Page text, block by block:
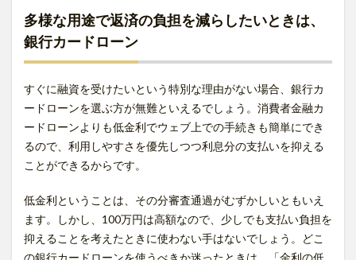
多様な用途で返済の負担を減らしたいときは、
銀行カードローン
すぐに融資を受けたいという特別な理由がない場合、銀行カ
ードローンを選ぶ方が無難といえるでしょう。消費者金融カ
ードローンよりも低金利でウェブ上での手続きも簡単にでき
るので、利用しやすさを優先しつつ利息分の支払いを抑える
ことができるからです。
低金利ということは、その分審査通過がむずかしいともいえ
ます。しかし、100万円は高額なので、少しでも支払い負担を
抑えることを考えたときに使わない手はないでしょう。どこ
の銀行カードローンを使うべきか迷ったときは、「金利の低